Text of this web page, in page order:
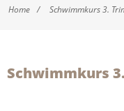
HOME
WERTKARTEN
Home Schwimmkurs 3.
Schwimmkurs